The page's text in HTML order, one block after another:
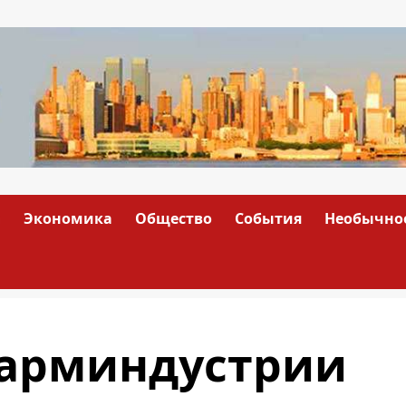
Экономика Общество События